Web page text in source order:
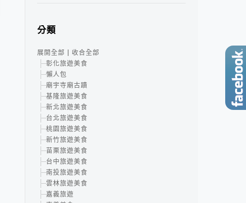
分類
展開全部
收合全部
彰化旅遊美食
懶人包
廟宇寺廟古蹟
基隆旅遊美食
新北旅遊美食
台北旅遊美食
桃園旅遊美食
新竹旅遊美食
苗栗旅遊美食
台中旅遊美食
南投旅遊美食
雲林旅遊美食
嘉義旅遊